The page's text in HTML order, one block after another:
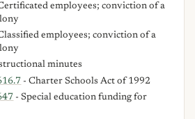
employees; conviction of a
employees; conviction of a
minutes
- Charter Schools Act of 1992
- Special education funding for